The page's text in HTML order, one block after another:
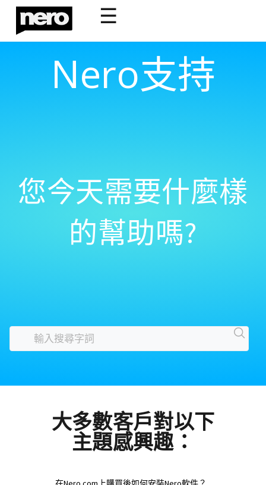
☰
Nero支持
您今天需要什麼樣
的幫助嗎?
大多數客戶對以下
主題感興趣：